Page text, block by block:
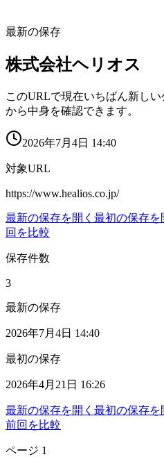
最新の保存
株式会社ヘリオス
このURLで現在いちばん新し
から中身を確認できます。
2026年7月4日 14:40
対象URL
https://www.healios.co.jp/
最新の保存を開く 最初の保存を
回を比較
保存件数
3
最新の保存
2026年7月4日 14:40
最初の保存
2026年4月21日 16:26
最新の保存を開く 最初の保存を
前回を比較
ページ 1